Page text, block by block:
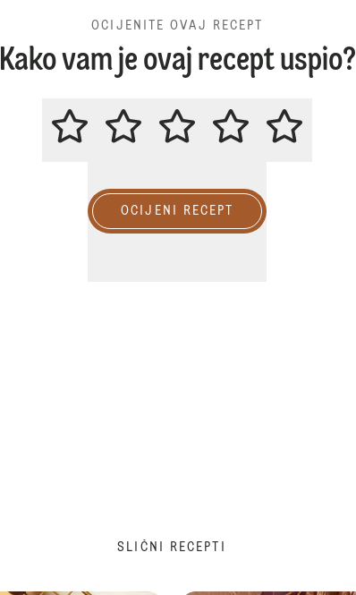
OCIJENITE OVAJ RECEPT
Kako vam je ovaj recept uspio?
OCIJENITE OVAJ RECEPT
OCIJENI RECEPT
SLIČNI RECEPTI